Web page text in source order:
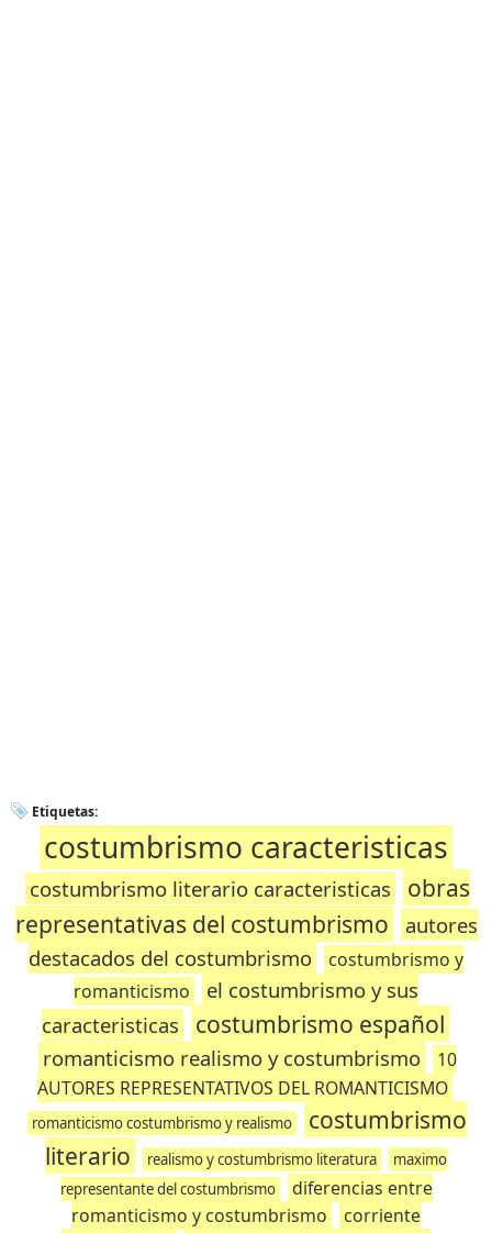
Etiquetas:
costumbrismo caracteristicas
costumbrismo literario caracteristicas
obras
representativas del costumbrismo
autores
destacados del costumbrismo
costumbrismo y
romanticismo
el costumbrismo y sus
caracteristicas
costumbrismo español
romanticismo realismo y costumbrismo
10
AUTORES REPRESENTATIVOS DEL ROMANTICISMO
romanticismo costumbrismo y realismo
costumbrismo
literario
realismo y costumbrismo literatura
maximo
representante del costumbrismo
diferencias entre
romanticismo y costumbrismo
corriente